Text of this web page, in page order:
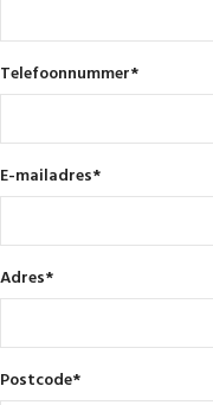
Telefoonnummer*
E-mailadres*
Adres*
Postcode*